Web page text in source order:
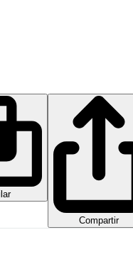
Compartir